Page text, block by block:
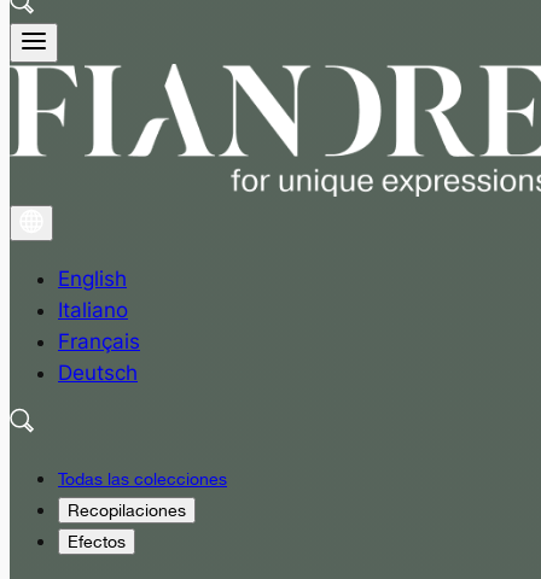
English
Italiano
Français
Deutsch
Todas las colecciones
Recopilaciones
Efectos